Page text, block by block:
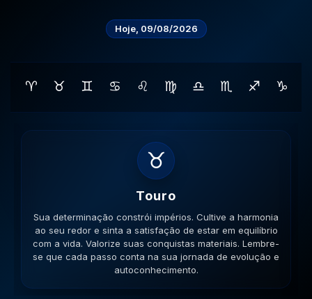
Hoje, 09/08/2026
♈ ♉ ♊ ♋ ♌ ♍ ♎ ♏ ♐ ♑
♊
Gemeos
Sua habilidade manual pode ser útil. Conecte-se com
pessoas que compartilham seus ideais e veja como a
colaboração gera frutos. Esteja aberto a novas ideias.
Lembre-se que cada passo conta na sua jornada de
evolução e autoconhecimento.